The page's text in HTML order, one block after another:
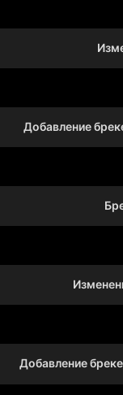
Добавление
Добавление